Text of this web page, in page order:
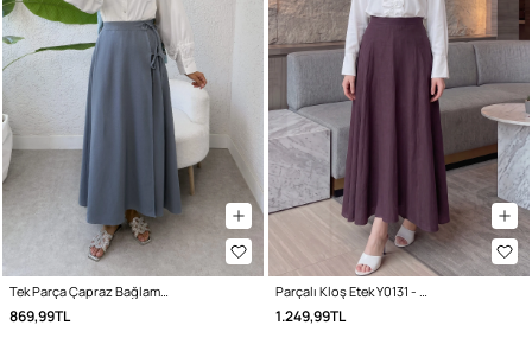
Tek Parça Çapraz Bağlamalı Etek 2356 - GRİ
869,99TL
Parçalı Kloş Etek Y0131 - VİŞNE ÇÜRÜĞÜ
1.249,99TL